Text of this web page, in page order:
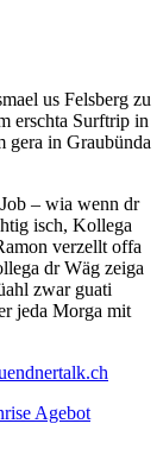
us Felsberg zu
erschta Surftrip in
gera in Graubünda
– wia wenn dr
isch, Kollega
verzellt offa
dr Wäg zeiga
zwar guati
jeda Morga mit
Agebot